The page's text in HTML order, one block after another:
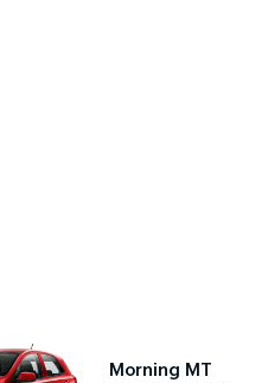
Morning MT